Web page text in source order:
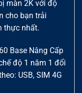
màn 2K với độ
cho bạn trải
thực nhất.
Base Nâng Cấp
độ 1 năm 1 đổi
USB, SIM 4G